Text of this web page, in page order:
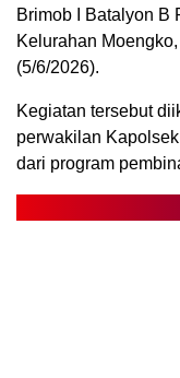
Brimob I Batalyon B
Kelurahan
(5/6/2026).
Kegiatan tersebut
perwakilan
dari program